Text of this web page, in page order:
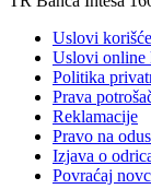
Uslovi
Uslovi online
Politika
Prava
Reklamacije
Pravo na
Izjava o
Povraćaj